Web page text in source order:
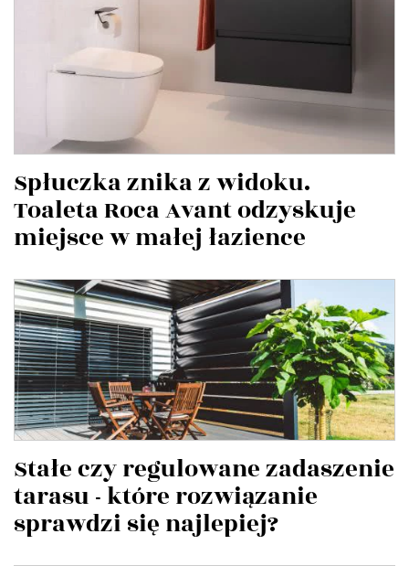
Spłuczka znika z widoku.
Toaleta Roca Avant odzyskuje
miejsce w małej łazience
Stałe czy regulowane zadaszenie
tarasu - które rozwiązanie
sprawdzi się najlepiej?